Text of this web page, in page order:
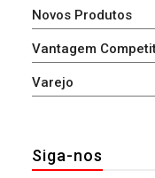
Novos Produtos
Vantagem
Varejo
Siga-nos